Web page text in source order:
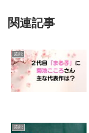
関連記事
芸能
芸能